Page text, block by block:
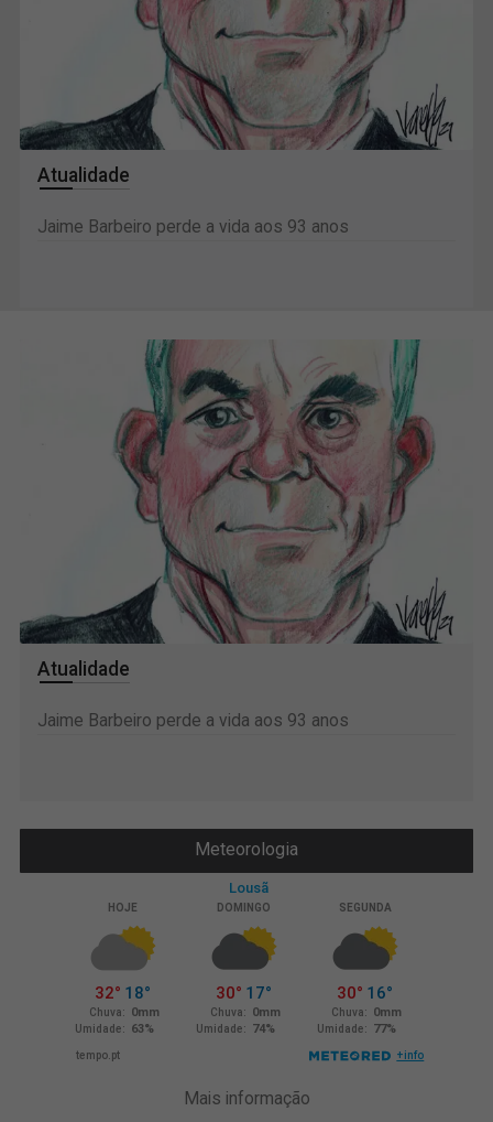
Atualidade
Jaime Barbeiro perde a vida aos 93 anos
Atualidade
Jaime Barbeiro perde a vida aos 93 anos
Meteorologia
Mais informação